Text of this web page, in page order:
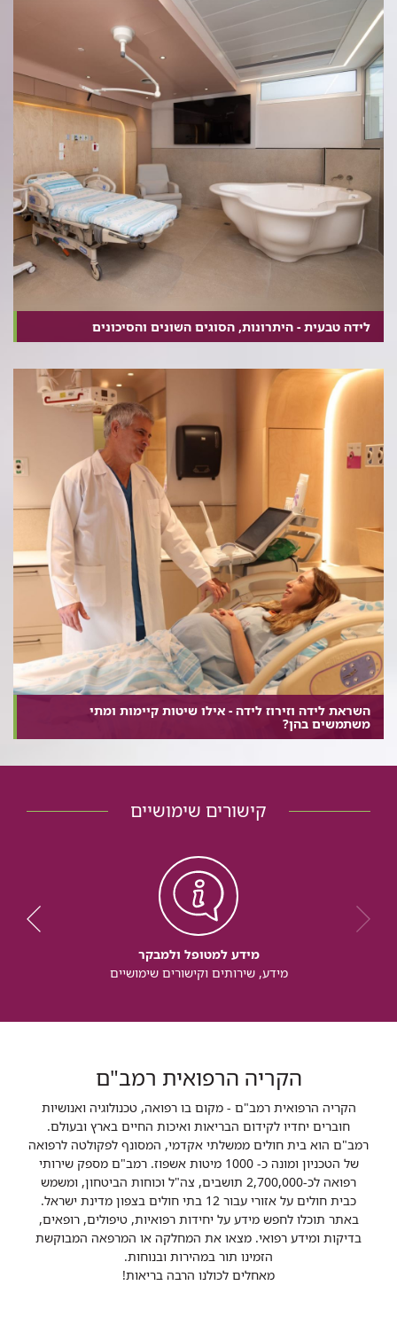
לידה טבעית - היתרונות, הסוגים השונים והסיכונים
השראת לידה וזירוז לידה - אילו שיטות קיימות ומתי
משתמשים בהן?
קישורים שימושיים
מידע למטופל ולמבקר
מידע, שירותים וקישורים שימושיים
הקריה הרפואית רמב"ם
הקריה הרפואית רמב"ם - מקום בו רפואה, טכנולוגיה ואנושיות
חוברים יחדיו לקידום הבריאות ואיכות החיים בארץ ובעולם.
רמב"ם הוא בית חולים ממשלתי אקדמי, המסונף לפקולטה לרפואה
של הטכניון ומונה כ- 1000 מיטות אשפוז. רמב"ם מספק שירותי
רפואה לכ-2,700,000 תושבים, צה"ל וכוחות הביטחון, ומשמש
כבית חולים על אזורי עבור 12 בתי חולים בצפון מדינת ישראל.
באתר תוכלו לחפש מידע על יחידות רפואיות, טיפולים, רופאים,
בדיקות ומידע רפואי. מצאו את המחלקה או המרפאה המבוקשת
הזמינו תור במהירות ובנוחות.
מאחלים לכולנו הרבה בריאות!